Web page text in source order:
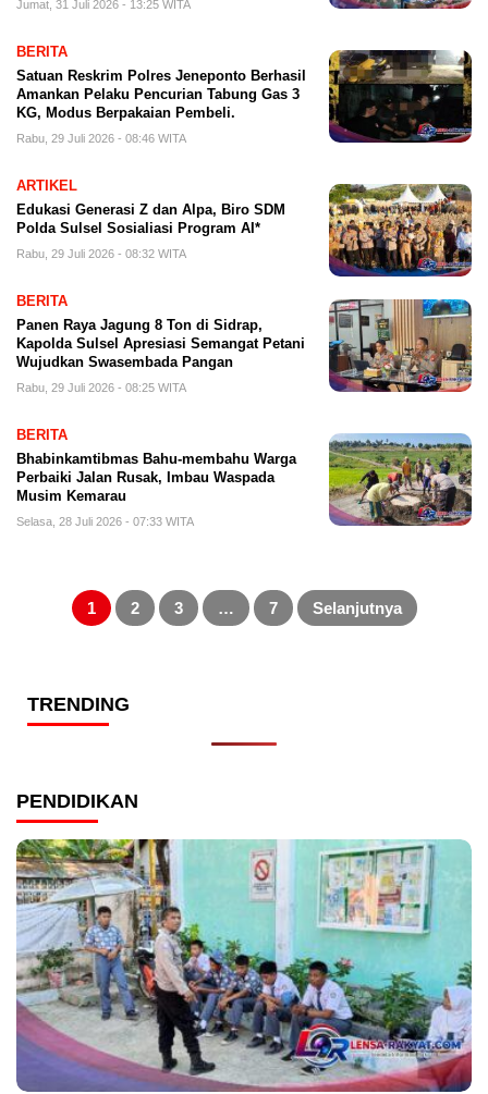
Jumat, 31 Juli 2026 - 13:25 WITA
BERITA
Satuan Reskrim Polres Jeneponto Berhasil
Amankan Pelaku Pencurian Tabung Gas 3
KG, Modus Berpakaian Pembeli.
Rabu, 29 Juli 2026 - 08:46 WITA
ARTIKEL
Edukasi Generasi Z dan Alpa, Biro SDM
Polda Sulsel Sosialiasi Program AI*
Rabu, 29 Juli 2026 - 08:32 WITA
BERITA
Panen Raya Jagung 8 Ton di Sidrap,
Kapolda Sulsel Apresiasi Semangat Petani
Wujudkan Swasembada Pangan
Rabu, 29 Juli 2026 - 08:25 WITA
BERITA
Bhabinkamtibmas Bahu-membahu Warga
Perbaiki Jalan Rusak, Imbau Waspada
Musim Kemarau
Selasa, 28 Juli 2026 - 07:33 WITA
Paginasi
pos 1 2 3 … 7 Selanjutnya
TRENDING
PENDIDIKAN